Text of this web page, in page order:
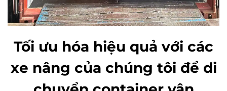
Tối ưu hóa hiệu quả với các
xe nâng của chúng tôi để di